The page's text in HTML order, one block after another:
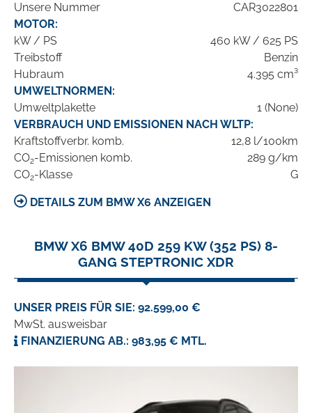
Unsere Nummer
CAR3022801
MOTOR:
kW / PS
460 kW / 625 PS
Treibstoff
Benzin
Hubraum
4.395 cm³
UMWELTNORMEN:
Umweltplakette
1 (None)
VERBRAUCH UND EMISSIONEN NACH WLTP:
Kraftstoffverbr. komb.
12,8 l/100km
CO2-Emissionen komb.
289 g/km
CO2-Klasse G
DETAILS ZUM BMW X6 ANZEIGEN
BMW X6 BMW 40D 259 KW (352 PS) 8-
GANG STEPTRONIC XDR
UNSER PREIS FÜR SIE: 92.599,00 €
MwSt. ausweisbar
FINANZIERUNG AB.: 983,95 € MTL.